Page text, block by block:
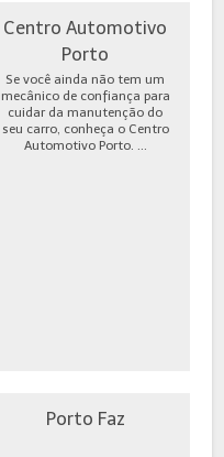
Centro Automotivo
Porto
Se você ainda não tem um
mecânico de confiança para
cuidar da manutenção do
seu carro, conheça o Centro
Automotivo Porto. ...
Porto Faz